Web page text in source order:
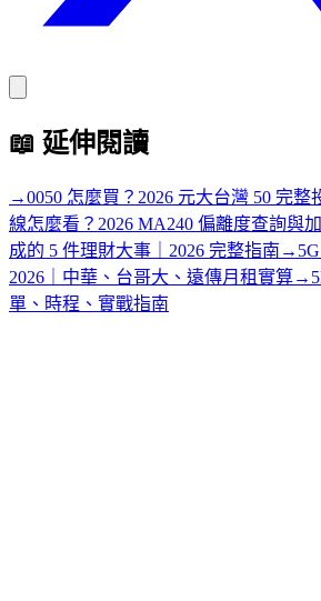
📖 延伸閱讀
→0050 怎麼買？2026 元大台灣 50 完整
線怎麼看？2026 MA240 偏離度查詢與
成的 5 件理財大事｜2026 完整指南 →
2026｜中華、台哥大、遠傳月租實算→
單、時程、實戰指南